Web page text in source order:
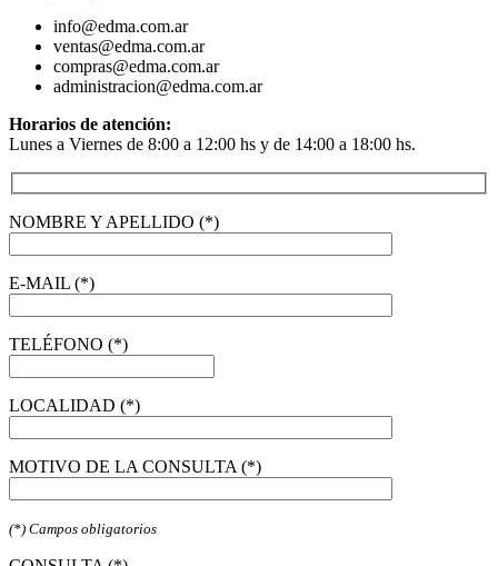
info@edma.com.ar
ventas@edma.com.ar
compras@edma.com.ar
administracion@edma.com.ar
Horarios de atención:
Lunes a Viernes de 8:00 a 12:00 hs y de 14:00 a 18:00 hs.
NOMBRE Y APELLIDO (*)
E-MAIL (*)
TELÉFONO (*)
LOCALIDAD (*)
MOTIVO DE LA CONSULTA (*)
(*) Campos obligatorios